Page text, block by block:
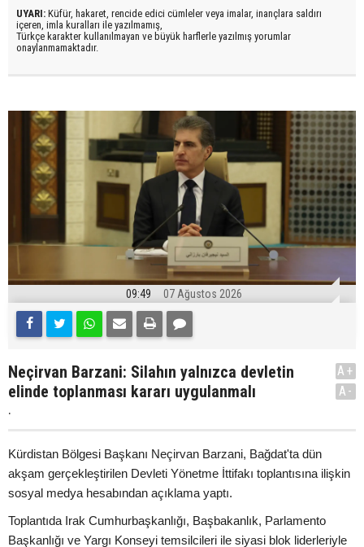
UYARI: Küfür, hakaret, rencide edici cümleler veya imalar, inançlara saldırı
içeren, imla kuralları ile yazılmamış,
Türkçe karakter kullanılmayan ve büyük harflerle yazılmış yorumlar
onaylanmamaktadır.
09:49 07 Ağustos 2026
Neçirvan Barzani: Silahın yalnızca devletin
elinde toplanması kararı uygulanmalı
.
A+
A-
Kürdistan Bölgesi Başkanı Neçirvan Barzani, Bağdat'ta dün
akşam gerçekleştirilen Devleti Yönetme İttifakı toplantısına ilişkin
sosyal medya hesabından açıklama yaptı.
Toplantıda Irak Cumhurbaşkanlığı, Başbakanlık, Parlamento
Başkanlığı ve Yargı Konseyi temsilcileri ile siyasi blok liderleriyle